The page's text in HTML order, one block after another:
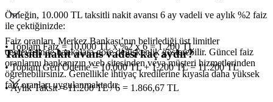
Örneğin, 10.000 TL taksitli nakit avansı 6 ay vadeli ve aylık %2 faiz
ile çektiğinizde:
• Toplam Faiz = 10.000 TL x %2 x 6 = 1.200 TL
• Toplam Geri Ödeme = 10.000 TL + 1.200 TL = 11.200 TL
• Aylık Taksit = 11.200 TL / 6 = 1.866,67 TL
Faiz oranları, Merkez Bankası’nın belirlediği üst limitler
çerçevesinde bankalara göre değişkenlik gösterebilir. Güncel faiz
oranlarını bankanızın web sitesinden veya müşteri hizmetlerinden
öğrenebilirsiniz. Genellikle ihtiyaç kredilerine kıyasla daha yüksek
faiz oranları uygulanmaktadır.
Taksitli nakit avans vadesi kaç aydır?